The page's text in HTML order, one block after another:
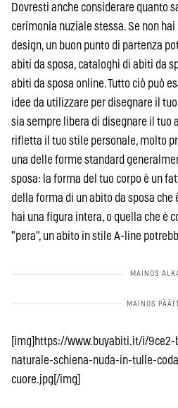
Dovresti anche considerare quanto
cerimonia nuziale stessa. Se non
design, un buon punto di partenza
abiti da sposa, cataloghi di abiti da
abiti da sposa online. Tutto ciò può
idee da utilizzare per disegnare il
sia sempre libera di disegnare il tuo
rifletta il tuo stile personale, molto
una delle forme standard
sposa: la forma del tuo corpo è un
della forma di un abito da sposa che
hai una figura intera, o quella che è
"pera", un abito in stile A-line
[img]https://www.buyabiti.it/i/
naturale-schiena-nuda-in-tulle-
cuore.jpg[/img]